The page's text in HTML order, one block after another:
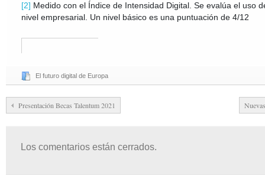
[2] Medido con el Índice de Intensidad Digital. Se evalúa el uso
nivel empresarial. Un nivel básico es una puntuación de 4/12
El futuro digital de Europa
Presentación Becas Talentum 2021
Los comentarios están cerrados.